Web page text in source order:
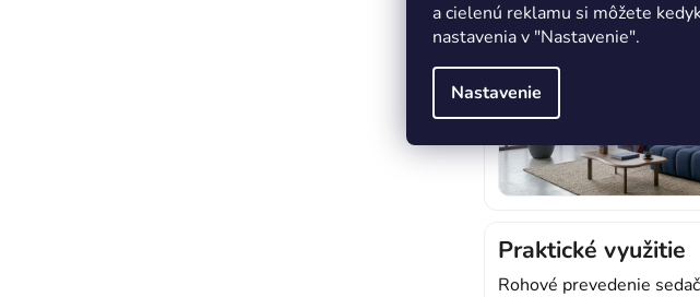
a cielenú reklamu si môžete
nastavenia v "Nastavenie".
Nastavenie
Praktické využitie
Rohové prevedenie